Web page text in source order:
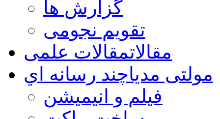
گزارش ها
تقویم نجومی
مقالاتمقالات علمی
مولتی مدیاچند رسانه اي
فیلم و انیمیشن